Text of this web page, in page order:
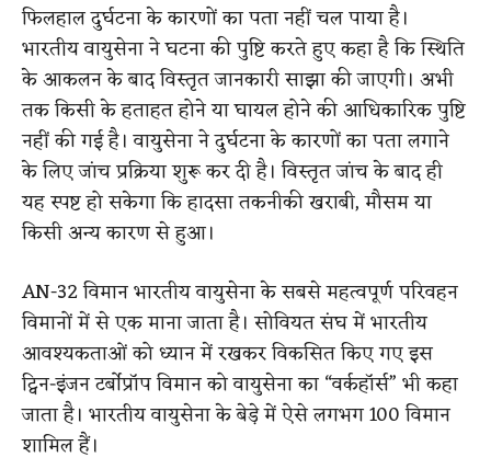
फिलहाल दुर्घटना के कारणों का पता नहीं चल पाया है।
भारतीय वायुसेना ने घटना की पुष्टि करते हुए कहा है कि स्थिति
के आकलन के बाद विस्तृत जानकारी साझा की जाएगी। अभी
तक किसी के हताहत होने या घायल होने की आधिकारिक पुष्टि
नहीं की गई है। वायुसेना ने दुर्घटना के कारणों का पता लगाने
के लिए जांच प्रक्रिया शुरू कर दी है। विस्तृत जांच के बाद ही
यह स्पष्ट हो सकेगा कि हादसा तकनीकी खराबी, मौसम या
किसी अन्य कारण से हुआ।
AN-32 विमान भारतीय वायुसेना के सबसे महत्वपूर्ण परिवहन
विमानों में से एक माना जाता है। सोवियत संघ में भारतीय
आवश्यकताओं को ध्यान में रखकर विकसित किए गए इस
ट्विन-इंजन टर्बोप्रॉप विमान को वायुसेना का “वर्कहॉर्स” भी कहा
जाता है। भारतीय वायुसेना के बेड़े में ऐसे लगभग 100 विमान
शामिल हैं।